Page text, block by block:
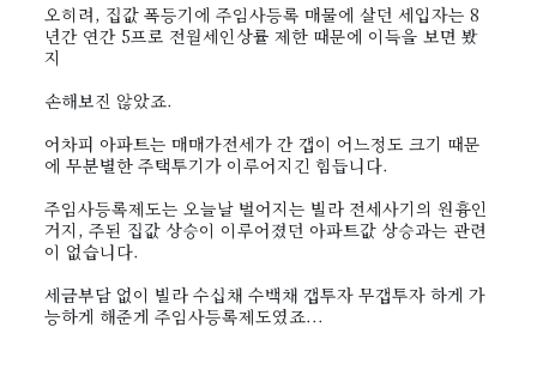
오히려, 집값 폭등기에 주임사등록 매물에 살던 세입자는 8
년간 연간 5프로 전월세인상률 제한 때문에 이득을 보면 봤
지
손해보진 않았죠.
어차피 아파트는 매매가전세가 간 갭이 어느정도 크기 때문
에 무분별한 주택투기가 이루어지긴 힘듭니다.
주임사등록제도는 오늘날 벌어지는 빌라 전세사기의 원흉인
거지, 주된 집값 상승이 이루어졌던 아파트값 상승과는 관련
이 없습니다.
세금부담 없이 빌라 수십채 수백채 갭투자 무갭투자 하게 가
능하게 해준게 주임사등록제도였죠...